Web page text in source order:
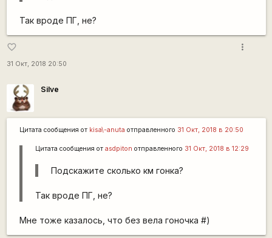
Так вроде ПГ, не?
favorite_border
31 Окт, 2018 20:50
more_vert
Silve
Цитата сообщения от kisa\-anuta отправленного 31 Окт, 2018 в 20:50
Цитата сообщения от asdpiton отправленного 31 Окт, 2018 в 12:29
Подскажите сколько км гонка?
Так вроде ПГ, не?
Мне тоже казалось, что без вела гоночка #)